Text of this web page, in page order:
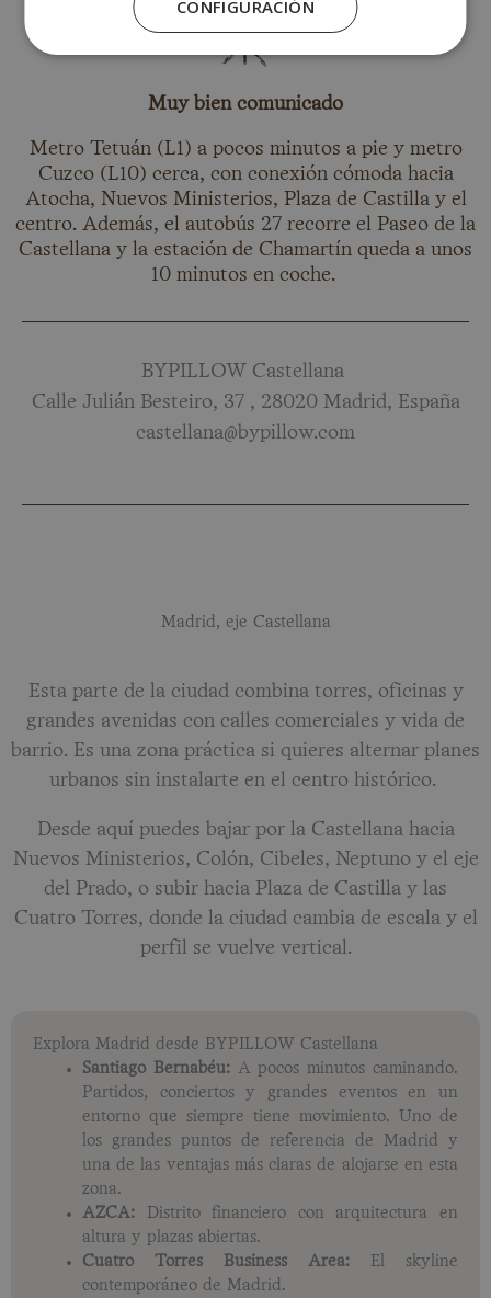
Muy bien comunicado
Metro Tetuán (L1) a pocos minutos a pie y metro
Cuzco (L10) cerca, con conexión cómoda hacia
Atocha, Nuevos Ministerios, Plaza de Castilla y el
centro. Además, el autobús 27 recorre el Paseo de la
Castellana y la estación de Chamartín queda a unos
10 minutos en coche.
BYPILLOW Castellana
Calle Julián Besteiro, 37 , 28020 Madrid, España
castellana@bypillow.com
Madrid, eje Castellana
Esta parte de la ciudad combina torres, oficinas y
grandes avenidas con calles comerciales y vida de
barrio. Es una zona práctica si quieres alternar planes
urbanos sin instalarte en el centro histórico.
Desde aquí puedes bajar por la Castellana hacia
Nuevos Ministerios, Colón, Cibeles, Neptuno y el eje
del Prado, o subir hacia Plaza de Castilla y las
Cuatro Torres, donde la ciudad cambia de escala y el
perfil se vuelve vertical.
Explora Madrid desde BYPILLOW Castellana
Santiago Bernabéu: A pocos minutos caminando.
Partidos, conciertos y grandes eventos en un
entorno que siempre tiene movimiento. Uno de
los grandes puntos de referencia de Madrid y
una de las ventajas más claras de alojarse en esta
zona.
AZCA:
Distrito financiero con arquitectura en
altura y plazas abiertas.
Cuatro Torres Business Area:
El skyline
contemporáneo de Madrid.
CONFIGURACIÓN